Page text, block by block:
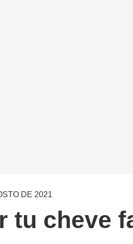
DE 2021
tu cheve